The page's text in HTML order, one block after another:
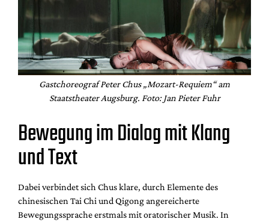
Gastchoreograf Peter Chus „Mozart-Requiem“ am
Staatstheater Augsburg. Foto: Jan Pieter Fuhr
Bewegung im Dialog mit Klang
und Text
Dabei verbindet sich Chus klare, durch Elemente des
chinesischen Tai Chi und Qigong angereicherte
Bewegungssprache erstmals mit oratorischer Musik. In